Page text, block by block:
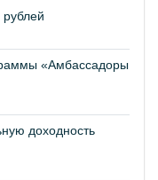
«Амбассадоры
доходность